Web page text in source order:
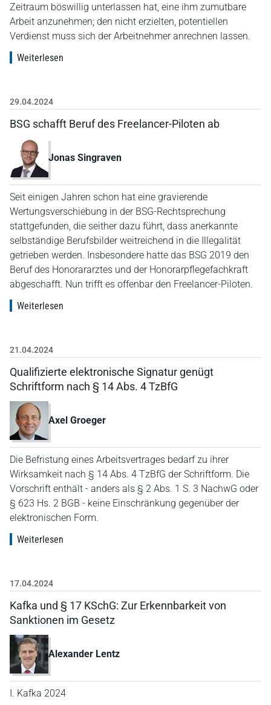
Zeitraum böswillig unterlassen hat, eine ihm zumutbare
Arbeit anzunehmen; den nicht erzielten, potentiellen
Verdienst muss sich der Arbeitnehmer anrechnen lassen.
Weiterlesen
29.04.2024
BSG schafft Beruf des Freelancer-Piloten ab
Jonas Singraven
Seit einigen Jahren schon hat eine gravierende
Wertungsverschiebung in der BSG-Rechtsprechung
stattgefunden, die seither dazu führt, dass anerkannte
selbständige Berufsbilder weitreichend in die Illegalität
getrieben werden. Insbesondere hatte das BSG 2019 den
Beruf des Honorararztes und der Honorarpflegefachkraft
abgeschafft. Nun trifft es offenbar den Freelancer-Piloten.
Weiterlesen
21.04.2024
Qualifizierte elektronische Signatur genügt
Schriftform nach § 14 Abs. 4 TzBfG
Axel Groeger
Die Befristung eines Arbeitsvertrages bedarf zu ihrer
Wirksamkeit nach § 14 Abs. 4 TzBfG der Schriftform. Die
Vorschrift enthält - anders als § 2 Abs. 1 S. 3 NachwG oder
§ 623 Hs. 2 BGB - keine Einschränkung gegenüber der
elektronischen Form.
Weiterlesen
17.04.2024
Kafka und § 17 KSchG: Zur Erkennbarkeit von
Sanktionen im Gesetz
Alexander Lentz
I. Kafka 2024